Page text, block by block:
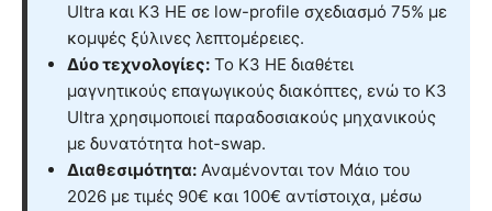
Ultra και K3 HE σε low-profile σχεδιασμό 75% με
κομψές ξύλινες λεπτομέρειες.
Δύο τεχνολογίες: Το K3 HE διαθέτει
μαγνητικούς επαγωγικούς διακόπτες, ενώ το K3
Ultra χρησιμοποιεί παραδοσιακούς μηχανικούς
με δυνατότητα hot-swap.
Διαθεσιμότητα: Αναμένονται τον Μάιο του
2026 με τιμές 90€ και 100€ αντίστοιχα, μέσω